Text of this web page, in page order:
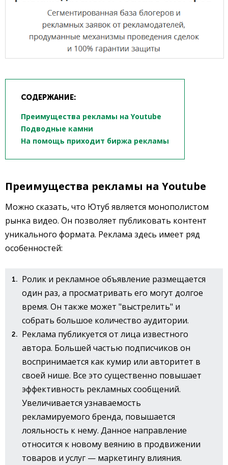
СОДЕРЖАНИЕ:
Преимущества рекламы на Youtube
Подводные камни
На помощь приходит биржа рекламы
Преимущества рекламы на Youtube
Можно сказать, что Ютуб является монополистом
рынка видео. Он позволяет публиковать контент
уникального формата. Реклама здесь имеет ряд
особенностей:
Ролик и рекламное объявление размещается
один раз, а просматривать его могут долгое
время. Он также может "выстрелить" и
собрать большое количество аудитории.
Реклама публикуется от лица известного
автора. Большей частью подписчиков он
воспринимается как кумир или авторитет в
своей нише. Все это существенно повышает
эффективность рекламных сообщений.
Увеличивается узнаваемость
рекламируемого бренда, повышается
лояльность к нему. Данное направление
относится к новому веянию в продвижении
товаров и услуг — маркетингу влияния.